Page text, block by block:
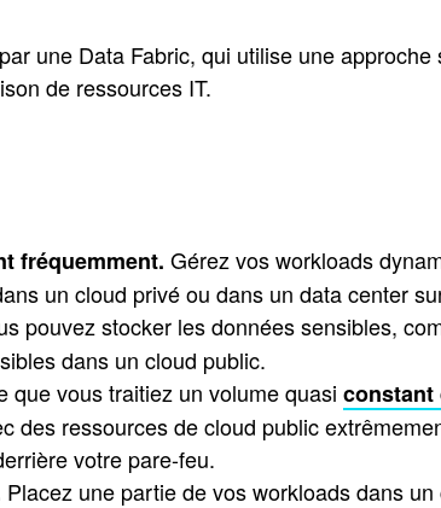
une Data Fabric, qui utilise une
de ressources IT.
fréquemment. Gérez vos workloads
un cloud privé ou dans un data center
pouvez stocker les données sensibles,
dans un cloud public.
que vous traitiez un volume quasi constant
des ressources de cloud public
votre pare-feu.
Placez une partie de vos workloads dans